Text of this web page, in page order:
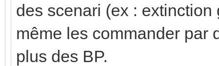
des scenari (ex :
même les commander par
plus des BP.